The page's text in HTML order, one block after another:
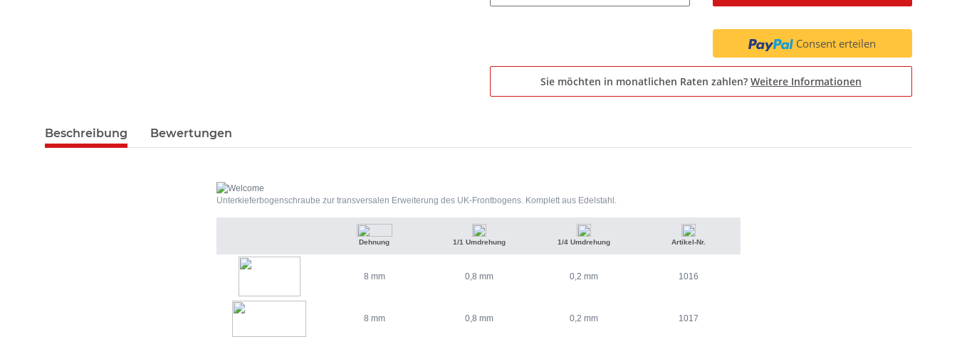
Consent erteilen
Sie möchten in monatlichen Raten zahlen? Weitere Informationen
Beschreibung Bewertungen
Unterkieferbogenschraube zur transversalen Erweiterung des UK-Frontbogens. Komplett aus Edelstahl.
Dehnung 1/1 Umdrehung 1/4 Umdrehung Artikel-Nr.
8 mm 0,8 mm 0,2 mm 1016
8 mm 0,8 mm 0,2 mm 1017